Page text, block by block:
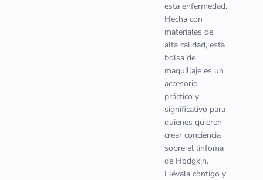
esta enfermedad.
Hecha con
materiales de
alta calidad, esta
bolsa de
maquillaje es un
accesorio
práctico y
significativo para
quienes quieren
crear conciencia
sobre el linfoma
de Hodgkin.
Llévala contigo y